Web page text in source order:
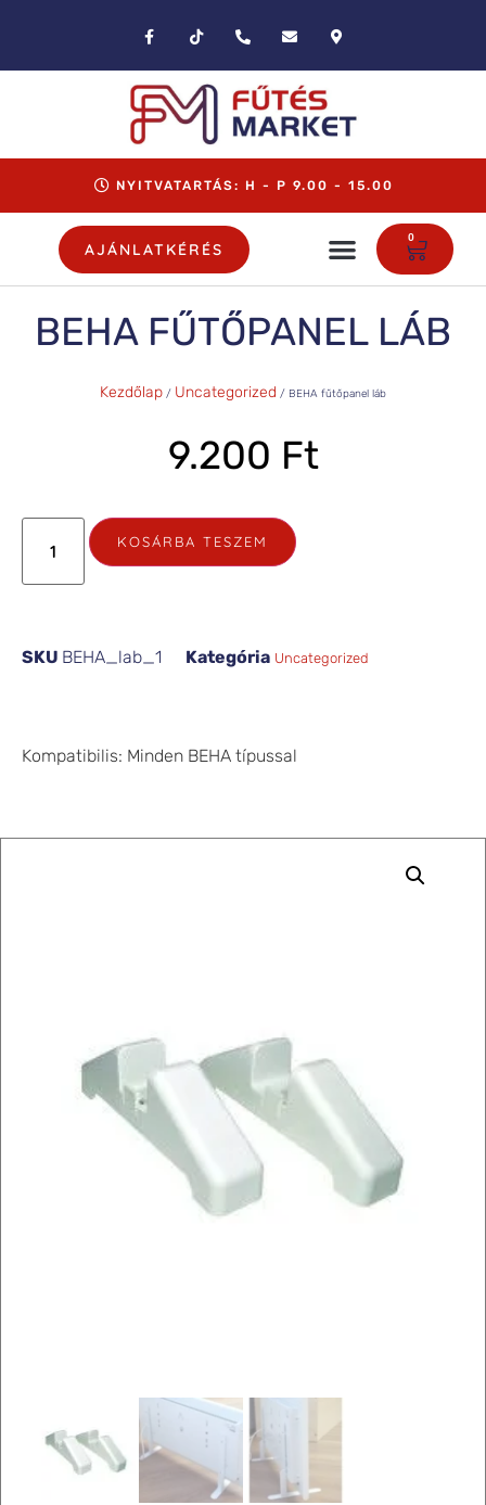
NYITVATARTÁS: H - P 9.00 - 15.00
AJÁNLATKÉRÉS
0
BEHA FŰTŐPANEL LÁB
Kezdőlap / Uncategorized / BEHA fűtőpanel láb
9.200 Ft
KOSÁRBA TESZEM
SKU BEHA_lab_1 Kategória Uncategorized
Kompatibilis: Minden BEHA típussal